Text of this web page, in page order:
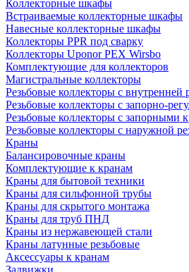
Коллекторные шкафы
Встраиваемые коллекторные шкафы
Навесные коллекторные шкафы
Коллекторы PPR под сварку
Коллекторы Uponor PEX Wirsbo
Комплектующие для коллекторов
Магистральные коллекторы
Резьбовые коллекторы с внутренней
Резьбовые коллекторы с запорно-
Резьбовые коллекторы с запорными
Резьбовые коллекторы с наружной
Краны
Балансировочные краны
Комплектующие к кранам
Краны для бытовой техники
Краны для сильфонной трубы
Краны для скрытого монтажа
Краны для труб ПНД
Краны из нержавеющей стали
Краны латунные резьбовые
Аксессуары к кранам
Задвижки